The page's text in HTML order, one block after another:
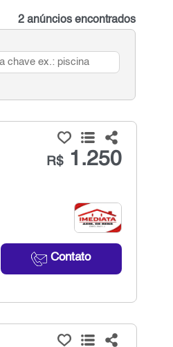
2 anúncios encontrados
R$1.250
Contato